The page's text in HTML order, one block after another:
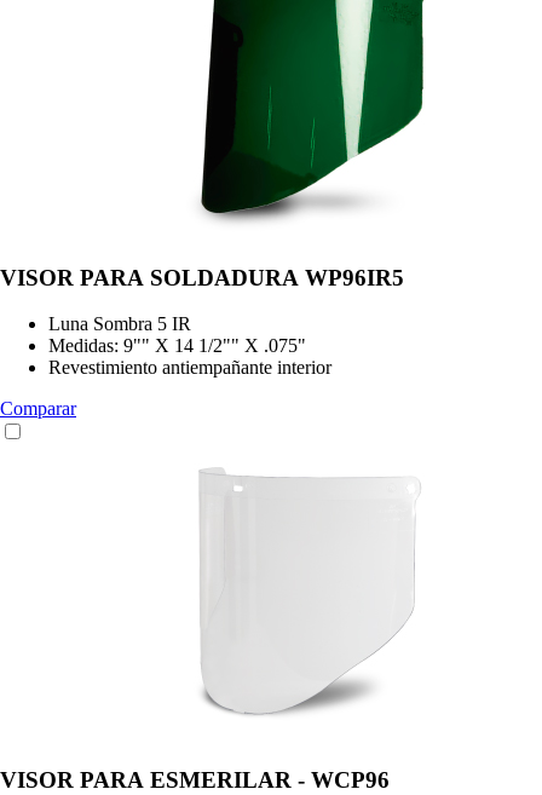
VISOR PARA SOLDADURA WP96IR5
Luna Sombra 5 IR
Medidas: 9"" X 14 1/2"" X .075"
Revestimiento antiempañante interior
Comparar
VISOR PARA ESMERILAR - WCP96